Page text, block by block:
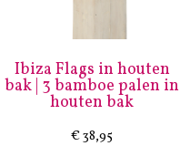
Ibiza Flags in houten
bak | 3 bamboe palen in
houten bak
€38,95